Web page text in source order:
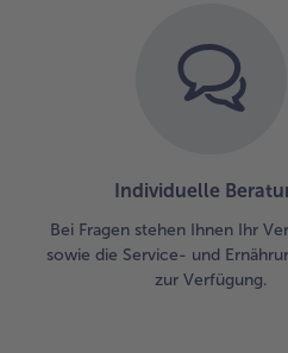
Individuelle
Bei Fragen stehen Ihnen Ihr
sowie die Service- und
zur Verfügung.